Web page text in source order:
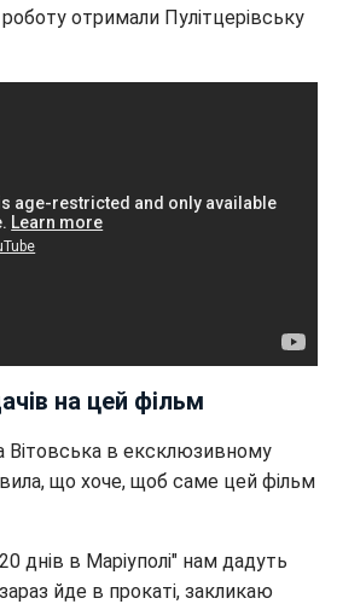
отримали Пулітцерівську
на цей фільм
Вітовська в ексклюзивному
що хоче, щоб саме цей фільм
днів в Маріуполі" нам дадуть
йде в прокаті, закликаю